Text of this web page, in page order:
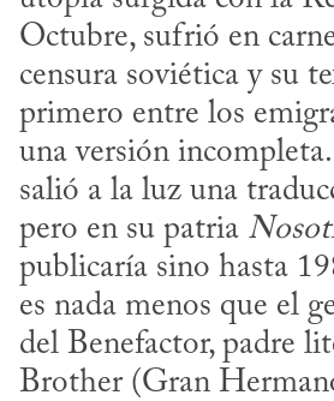
Octubre, sufrió en
censura soviética y su
primero entre los
una versión
salió a la luz una
pero en su patria
publicaría sino hasta
es nada menos que el
del Benefactor, padre
Brother (Gran